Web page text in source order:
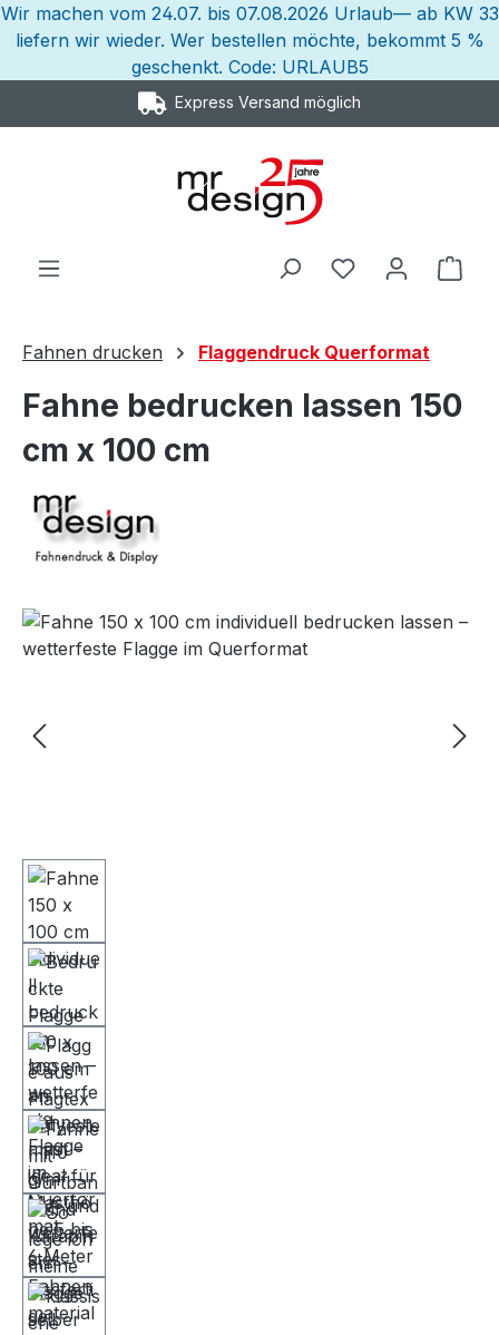
Zum Hauptinhalt springen
Wir machen vom 24.07. bis 07.08.2026 Urlaub— ab KW 33
liefern wir wieder. Wer bestellen möchte, bekommt 5 %
geschenkt. Code: URLAUB5
Express Versand möglich
Fahnen drucken Flaggendruck Querformat
Fahne bedrucken lassen 150
cm x 100 cm
Bildergalerie überspringen